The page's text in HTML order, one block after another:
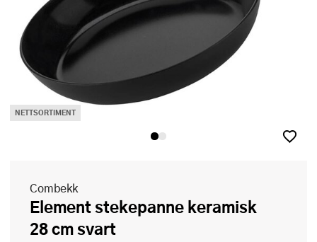
NETTSORTIMENT
Combekk
Element stekepanne keramisk
28 cm svart